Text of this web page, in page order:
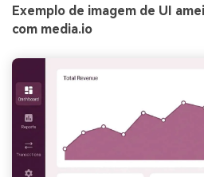
Exemplo de imagem de UI
com media.io